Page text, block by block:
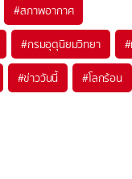
#สภาพอากาศ
#กรมอุตุนิยมวิทยา #
#ข่าววันนี้ #โลกร้อน